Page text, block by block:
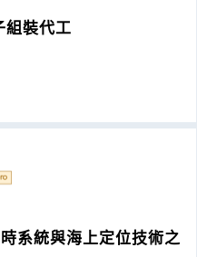
組裝代工
系統與海上定位技術之